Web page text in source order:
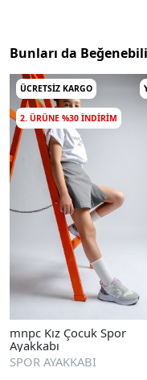
Bunları da
ÜCRETSIZ KARGO
2. ÜRÜNE %30 INDIRIM
mnpc Kız Çocuk Spor
Ayakkabı
SPOR AYAKKABI